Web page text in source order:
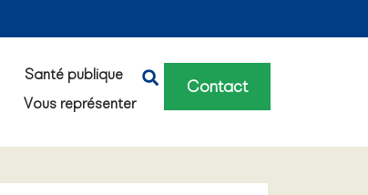
Santé publique
Vous représenter
Contact